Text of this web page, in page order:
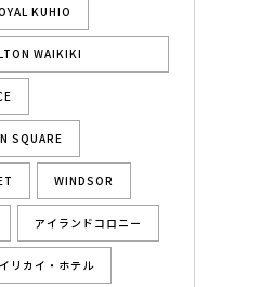
KUHIO
WAIKIKI
SQUARE
WINDSOR
アイランドコロニー
イリカイ・ホテル